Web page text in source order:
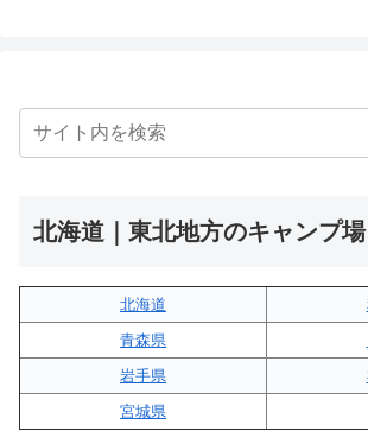
北海道｜東北地方のキャンプ場
北海道
青森県
岩手県
宮城県